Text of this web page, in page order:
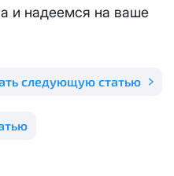
и надеемся на ваше
следующую статью
персональных данных
адреса один раз
списывается